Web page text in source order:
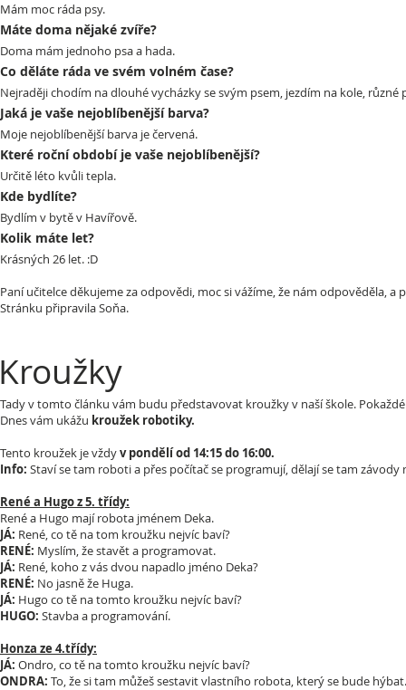
Mám moc ráda psy.
Máte doma nějaké zvíře?
Doma mám jednoho psa a hada.
Co děláte ráda ve svém volném čase?
Nejraději chodím na dlouhé vycházky se svým psem, jezdím na kole,
Jaká je vaše nejoblíbenější barva?
Moje nejoblíbenější barva je červená.
Které roční období je vaše nejoblíbenější?
Určitě léto kvůli tepla.
Kde bydlíte?
Bydlím v bytě v Havířově.
Kolik máte let?
Krásných 26 let. :D
Paní učitelce děkujeme za odpovědi, moc si vážíme, že nám odpověděla, a
Stránku připravila Soňa.
Tady v tomto článku vám budu představovat kroužky v naší škole.
Dnes vám ukážu kroužek robotiky.
Tento kroužek je vždyv pondělí od 14:15 do 16:00.
Info: Staví se tam roboti a přes počítač se programují, dělají se tam závody
René a Hugo z 5. třídy:
René a Hugo mají robota jménem Deka.
JÁ: René, co tě na tom kroužku nejvíc baví?
RENÉ: Myslím, že stavět a programovat.
JÁ: René, koho z vás dvou napadlo jméno Deka?
RENÉ: No jasně že Huga.
JÁ: Hugo co tě na tomto kroužku nejvíc baví?
HUGO: Stavba a programování.
Honza ze 4.třídy:
JÁ: Ondro, co tě na tomto kroužku nejvíc baví?
ONDRA: To, že si tam můžeš sestavit vlastního robota, který se bude hýbat.